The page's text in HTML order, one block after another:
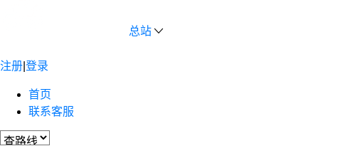
总站
注册 登录
首页
联系客服